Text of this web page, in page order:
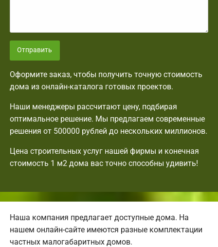
Отправить
Оформите заказ, чтобы получить точную стоимость
дома из онлайн-каталога готовых проектов.
Наши менеджеры рассчитают цену, подбирая
оптимальное решение. Мы предлагаем современные
решения от 500000 рублей до нескольких миллионов.
Цена строительных услуг нашей фирмы и конечная
стоимость 1 м2 дома вас точно способны удивить!
Наша компания предлагает доступные дома. На
нашем онлайн-сайте имеются разные комплектации
частных малогабаритных домов.